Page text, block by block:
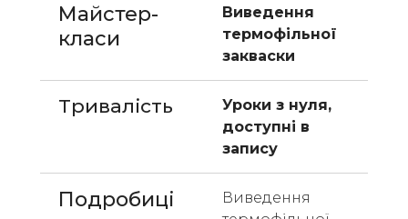
Майстер-
класи
Виведення
термофільної
закваски
Тривалість
Уроки з нуля,
доступні в
запису
Подробиці
Виведення